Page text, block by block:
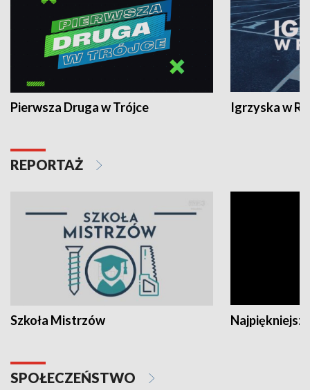
Pierwsza Druga w Trójce Igrzyska w
REPORTAŻ
Szkoła Mistrzów
SPOŁECZEŃSTWO